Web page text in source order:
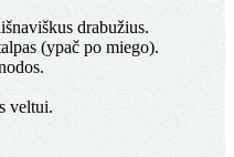
drabužius.
(ypač po miego).
veltui.